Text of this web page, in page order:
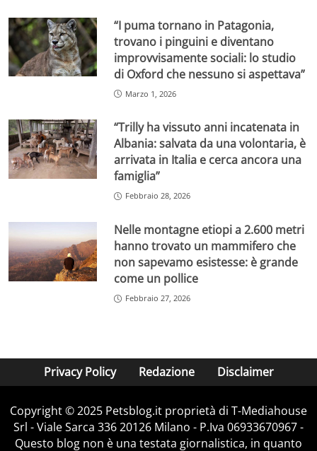
“I puma tornano in Patagonia,
trovano i pinguini e diventano
improvvisamente sociali: lo studio
di Oxford che nessuno si aspettava”
Marzo 1, 2026
“Trilly ha vissuto anni incatenata in
Albania: salvata da una volontaria, è
arrivata in Italia e cerca ancora una
famiglia”
Febbraio 28, 2026
Nelle montagne etiopi a 2.600 metri
hanno trovato un mammifero che
non sapevamo esistesse: è grande
come un pollice
Febbraio 27, 2026
Privacy Policy Redazione Disclaimer
Copyright © 2025 Petsblog.it proprietà di T-Mediahouse
Srl - Viale Sarca 336 20126 Milano - P.Iva 06933670967 -
Questo blog non è una testata giornalistica, in quanto